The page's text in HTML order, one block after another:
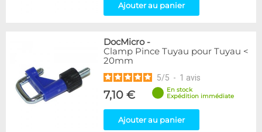
Ajouter au panier
DocMicro-
Clamp Pince Tuyau pour Tuyau <
20mm
5/5 - 1 avis
7,10 €
En stock
Expédition immédiate
Ajouter au panier